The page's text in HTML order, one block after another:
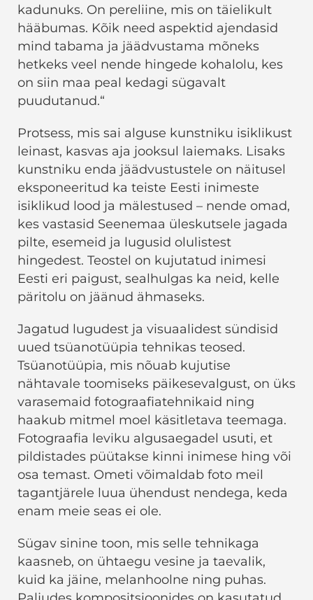
kadunuks. On pereliine, mis on täielikult
hääbumas. Kõik need aspektid ajendasid
mind tabama ja jäädvustama mõneks
hetkeks veel nende hingede kohalolu, kes
on siin maa peal kedagi sügavalt
puudutanud.“
Protsess, mis sai alguse kunstniku isiklikust
leinast, kasvas aja jooksul laiemaks. Lisaks
kunstniku enda jäädvustustele on näitusel
eksponeeritud ka teiste Eesti inimeste
isiklikud lood ja mälestused – nende omad,
kes vastasid Seenemaa üleskutsele jagada
pilte, esemeid ja lugusid olulistest
hingedest. Teostel on kujutatud inimesi
Eesti eri paigust, sealhulgas ka neid, kelle
päritolu on jäänud ähmaseks.
Jagatud lugudest ja visuaalidest sündisid
uued tsüanotüüpia tehnikas teosed.
Tsüanotüüpia, mis nõuab kujutise
nähtavale toomiseks päikesevalgust, on üks
varasemaid fotograafiatehnikaid ning
haakub mitmel moel käsitletava teemaga.
Fotograafia leviku algusaegadel usuti, et
pildistades püütakse kinni inimese hing või
osa temast. Ometi võimaldab foto meil
tagantjärele luua ühendust nendega, keda
enam meie seas ei ole.
Sügav sinine toon, mis selle tehnikaga
kaasneb, on ühtaegu vesine ja taevalik,
kuid ka jäine, melanhoolne ning puhas.